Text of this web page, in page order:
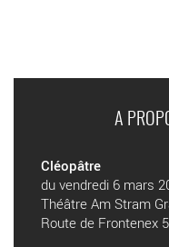
A
Cléopâtre
du vendredi 6 mars
Théâtre Am Stram
Route de Frontenex